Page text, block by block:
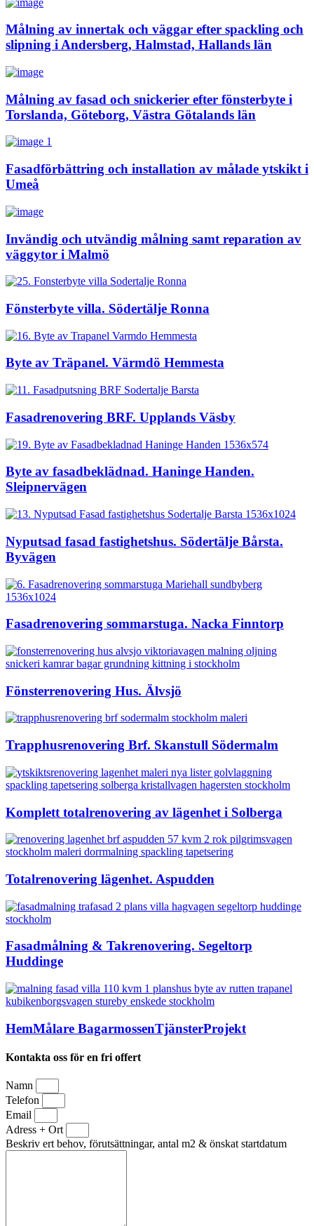
Målning av innertak och väggar efter spackling och
slipning i Andersberg, Halmstad, Hallands län
Målning av fasad och snickerier efter fönsterbyte i
Torslanda, Göteborg, Västra Götalands län
Fasadförbättring och installation av målade ytskikt i
Umeå
Invändig och utvändig målning samt reparation av
väggytor i Malmö
Fönsterbyte villa. Södertälje Ronna
Byte av Träpanel. Värmdö Hemmesta
Fasadrenovering BRF. Upplands Väsby
Byte av fasadbeklädnad. Haninge Handen.
Sleipnervägen
Nyputsad fasad fastighetshus. Södertälje Bårsta.
Byvägen
Fasadrenovering sommarstuga. Nacka Finntorp
Fönsterrenovering Hus. Älvsjö
Trapphusrenovering Brf. Skanstull Södermalm
Komplett totalrenovering av lägenhet i Solberga
Totalrenovering lägenhet. Aspudden
Fasadmålning & Takrenovering. Segeltorp
Huddinge
HemMålare BagarmossenTjänsterProjekt
Kontakta oss för en fri offert
Namn
Telefon
Email
Adress + Ort
Beskriv ert behov, förutsättningar, antal m2 & önskat startdatum